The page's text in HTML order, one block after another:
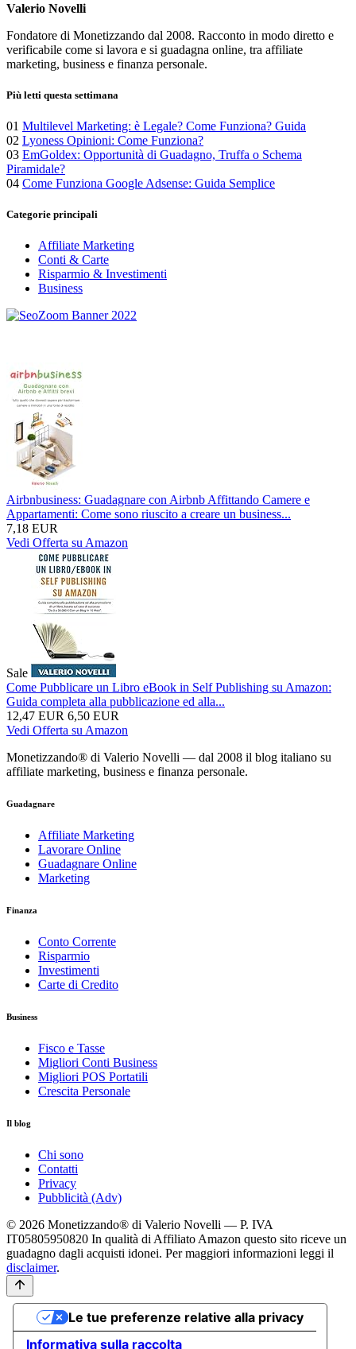
Valerio Novelli
Fondatore di Monetizzando dal 2008. Racconto in modo diretto e
verificabile come si lavora e si guadagna online, tra affiliate
marketing, business e finanza personale.
Più letti questa settimana
01 Multilevel Marketing: è Legale? Come Funziona? Guida
02 Lyoness Opinioni: Come Funziona?
03 EmGoldex: Opportunità di Guadagno, Truffa o Schema
Piramidale?
04 Come Funziona Google Adsense: Guida Semplice
Categorie principali
Affiliate Marketing
Conti & Carte
Risparmio & Investimenti
Business
Airbnbusiness: Guadagnare con Airbnb Affittando Camere e
Appartamenti: Come sono riuscito a creare un business...
7,18 EUR
Vedi Offerta su Amazon
Sale
Come Pubblicare un Libro eBook in Self Publishing su Amazon:
Guida completa alla pubblicazione ed alla...
12,47 EUR 6,50 EUR
Vedi Offerta su Amazon
Monetizzando® di Valerio Novelli — dal 2008 il blog italiano su
affiliate marketing, business e finanza personale.
Guadagnare
Affiliate Marketing
Lavorare Online
Guadagnare Online
Marketing
Finanza
Conto Corrente
Risparmio
Investimenti
Carte di Credito
Business
Fisco e Tasse
Migliori Conti Business
Migliori POS Portatili
Crescita Personale
Il blog
Chi sono
Contatti
Privacy
Pubblicità (Adv)
© 2026 Monetizzando® di Valerio Novelli — P. IVA
IT05805950820 In qualità di Affiliato Amazon questo sito riceve un
guadagno dagli acquisti idonei. Per maggiori informazioni leggi il
disclaimer.
Informativa sulla raccolta
Le tue preferenze relative alla privacy